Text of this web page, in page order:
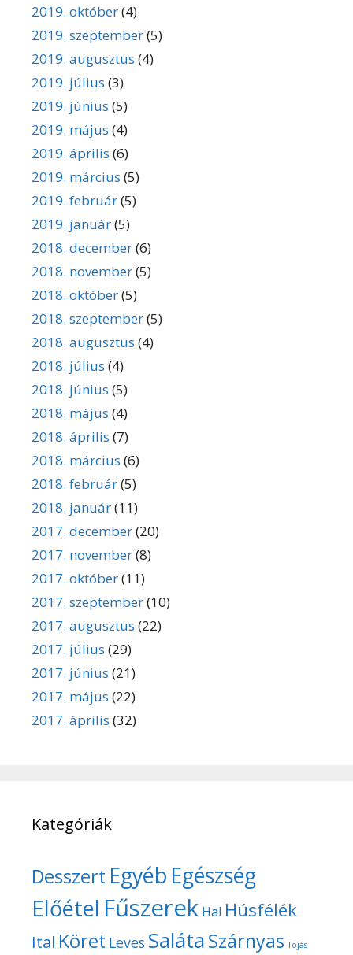
2019. október(4)
2019. szeptember(5)
2019. augusztus (4)
2019. július (3)
2019. június (5)
2019. május (4)
2019. április (6)
2019. március (5)
2019. február(5)
2019. január(5)
2018. december(6)
2018. november(5)
2018. október(5)
2018. szeptember(5)
2018. augusztus (4)
2018. július (4)
2018. június (5)
2018. május (4)
2018. április (7)
2018. március (6)
2018. február(5)
2018. január(11)
2017. december(20)
2017. november(8)
2017. október(11)
2017. szeptember(10)
2017. augusztus (22)
2017. július (29)
2017. június (21)
2017. május (22)
2017. április (32)
Kategóriák
Desszert Egyéb Egészség
Előétel Fűszerek Hal Húsfélék
Ital Köret Leves SalátaSzárnyas Tojás